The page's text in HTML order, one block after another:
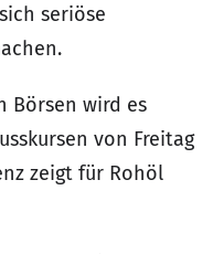
seriöse
Börsen wird es
von Freitag
zeigt für Rohöl